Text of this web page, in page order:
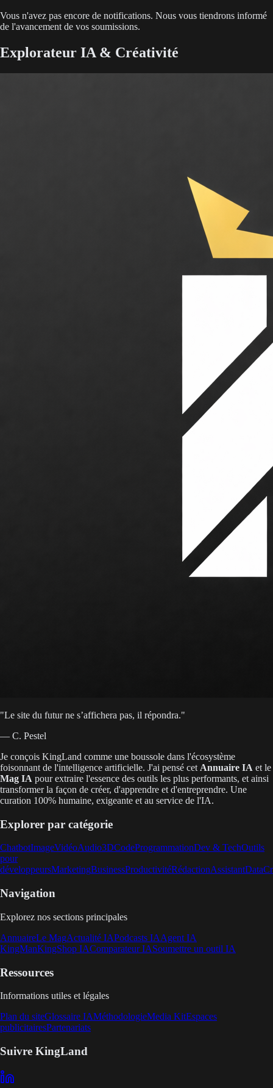
Vous n'avez pas encore de notifications. Nous vous tiendrons informé
de l'avancement de vos soumissions.
Explorateur IA & Créativité
"Le site du futur ne s’affichera pas, il répondra."
— C. Pestel
Je conçois KingLand comme une boussole dans l'écosystème
foisonnant de l'intelligence artificielle. J'ai pensé cet Annuaire IA et le
Mag IA pour extraire l'essence des outils les plus performants, et ainsi
transformer la façon de créer, d'apprendre et d'entreprendre. Une
curation 100% humaine, exigeante et au service de l'IA.
Explorer par catégorie
ChatbotImageVidéoAudio3DCodeProgrammationDev & TechOutils
pour
développeursMarketingBusinessProductivitéRédactionAssistantData
Navigation
Explorez nos sections principales
AnnuaireLe MagActualité IAPodcasts IAAgent IA
KingManKingShop IAComparateur IASoumettre un outil IA
Ressources
Informations utiles et légales
Plan du siteGlossaire IAMéthodologieMedia KitEspaces
publicitairesPartenariats
Suivre KingLand